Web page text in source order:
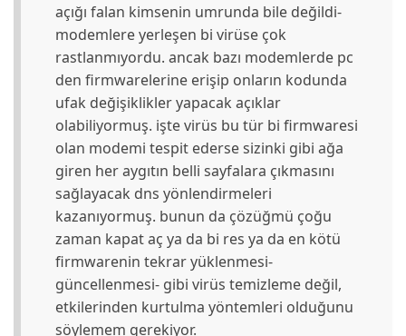
açığı falan kimsenin umrunda bile değildi-
modemlere yerleşen bi virüse çok
rastlanmıyordu. ancak bazı modemlerde pc
den firmwarelerine erişip onların kodunda
ufak değişiklikler yapacak açıklar
olabiliyormuş. işte virüs bu tür bi firmwaresi
olan modemi tespit ederse sizinki gibi ağa
giren her aygıtın belli sayfalara çıkmasını
sağlayacak dns yönlendirmeleri
kazanıyormuş. bunun da çözüğmü çoğu
zaman kapat aç ya da bi res ya da en kötü
firmwarenin tekrar yüklenmesi-
güncellenmesi- gibi virüs temizleme değil,
etkilerinden kurtulma yöntemleri olduğunu
söylemem gerekiyor.